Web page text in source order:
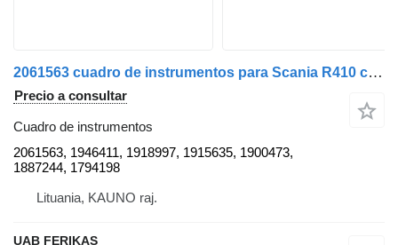
2061563 cuadro de instrumentos para Scania R410 cabeza tractora
Precio a consultar
Cuadro de instrumentos
2061563, 1946411, 1918997, 1915635, 1900473,
1887244, 1794198
Lituania, KAUNO raj.
UAB FERIKAS